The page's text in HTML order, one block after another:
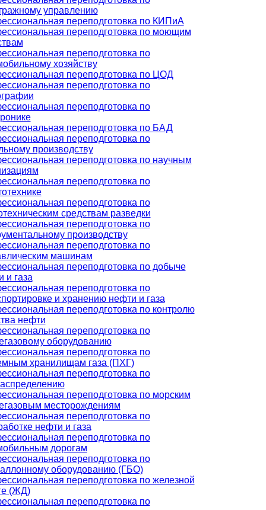
управлению
переподготовка по КИПиА
переподготовка по моющим
переподготовка по
хозяйству
переподготовка по ЦОД
переподготовка по
переподготовка по
переподготовка по БАД
переподготовка по
производству
переподготовка по научным
переподготовка по
переподготовка по
средствам разведки
переподготовка по
производству
переподготовка по
машинам
переподготовка по добыче
и газа
переподготовка по
и хранению нефти и газа
переподготовка по контролю
нефти
переподготовка по
оборудованию
переподготовка по
хранилищам газа (ПХГ)
переподготовка по
переподготовка по морским
месторождениям
переподготовка по
нефти и газа
переподготовка по
дорогам
переподготовка по
оборудованию (ГБО)
переподготовка по железной
(ЖД)
переподготовка по